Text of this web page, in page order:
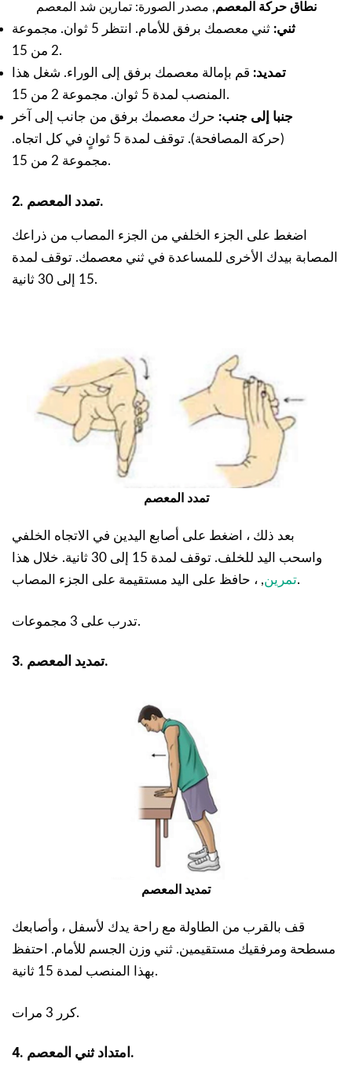
نطاق حركة المعصم, مصدر الصورة: تمارين شد المعصم
ثني:
ثني معصمك برفق للأمام. انتظر 5 ثوان. مجموعة
2 من 15.
تمديد: قم بإمالة معصمك برفق إلى الوراء. شغل هذا
المنصب لمدة 5 ثوان. مجموعة 2 من 15.
جنبا إلى جنب: حرك معصمك برفق من جانب إلى آخر
(حركة المصافحة). توقف لمدة 5 ثوانٍ في كل اتجاه.
مجموعة 2 من 15.
2. تمدد المعصم.
اضغط على الجزء الخلفي من الجزء المصاب من ذراعك
المصابة بيدك الأخرى للمساعدة في ثني معصمك. توقف لمدة
15 إلى 30 ثانية.
تمدد المعصم
بعد ذلك ، اضغط على أصابع اليدين في الاتجاه الخلفي
واسحب اليد للخلف. توقف لمدة 15 إلى 30 ثانية. خلال هذا
تمرين, ، حافظ على اليد مستقيمة على الجزء المصاب.
تدرب على 3 مجموعات.
3. تمديد المعصم.
تمديد المعصم
قف بالقرب من الطاولة مع راحة يدك لأسفل ، وأصابعك
مسطحة ومرفقيك مستقيمين. ثني وزن الجسم للأمام. احتفظ
بهذا المنصب لمدة 15 ثانية.
كرر 3 مرات.
4. امتداد ثني المعصم.